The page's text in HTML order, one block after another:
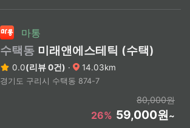
마통
수택동 미래앤에스테틱 (수택)
0.0(리뷰 0건) · 14.03km
경기도 구리시 수택동 874-7
80,000원
26% 59,000원~